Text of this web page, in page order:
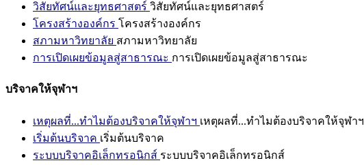
วิสัยทัศน์และยุทธศาสตร์ วิสัยทัศน์และยุทธศาสตร์
โครงสร้างองค์กร โครงสร้างองค์กร
สภามหาวิทยาลัย สภามหาวิทยาลัย
การเปิดเผยข้อมูลสู่สาธารณะ การเปิดเผยข้อมูลสู่สาธารณะ
บริจาคให้จุฬาฯ
เหตุผลที่...ทำไมต้องบริจาคให้จุฬาฯ เหตุผลที่...ทำไมต้องบริจาคให้จุฬาฯ
เริ่มต้นบริจาค เริ่มต้นบริจาค
ระบบบริจาคอิเล็กทรอนิกส์ ระบบบริจาคอิเล็กทรอนิกส์